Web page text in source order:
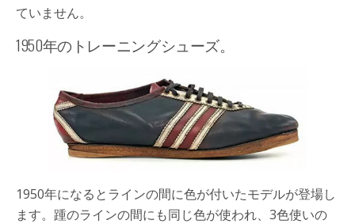
ていません。
1950年のトレーニングシューズ。
1950年になるとラインの間に色が付いたモデルが登場し
ます。踵のラインの間にも同じ色が使われ、3色使いの